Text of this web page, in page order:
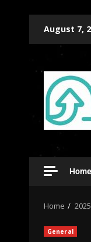
August 7,
Home
Home 2025
General